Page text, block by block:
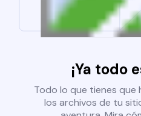
¡Ya todo
Todo lo que tienes que
los archivos de tu